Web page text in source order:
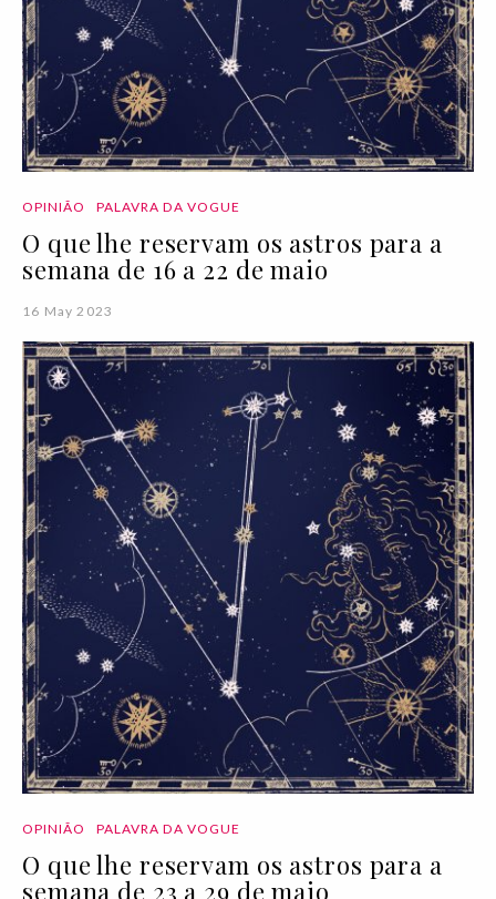
OPINIÃO PALAVRA DA VOGUE
O que lhe reservam os astros para a
semana de 16 a 22 de maio
16 May 2023
OPINIÃO PALAVRA DA VOGUE
O que lhe reservam os astros para a
semana de 23 a 29 de maio